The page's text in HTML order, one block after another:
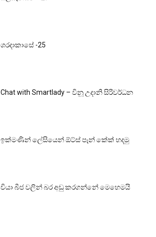
ශරදාකාසේ -25
Chat with Smartlady – විනූ උදානි සිරිවර්ධන
ඉක්මණින් ලේසියෙන් ඕට්ස් පෑන් කේක් හදමු
චියා බීජ වලින් බර අඩු කරගන්නේ මෙහෙමයි